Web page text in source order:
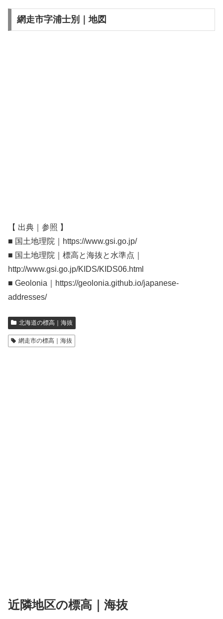
網走市字浦士別｜地図
【 出典｜参照 】
■ 国土地理院｜https://www.gsi.go.jp/
■ 国土地理院｜標高と海抜と水準点｜
http://www.gsi.go.jp/KIDS/KIDS06.html
■ Geolonia｜https://geolonia.github.io/japanese-
addresses/
北海道の標高｜海抜
網走市の標高｜海抜
近隣地区の標高｜海抜